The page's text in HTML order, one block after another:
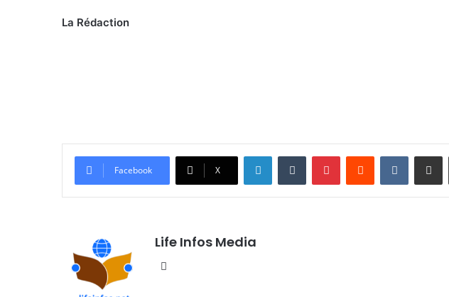
La Rédaction
Facebook X
Life Infos Media